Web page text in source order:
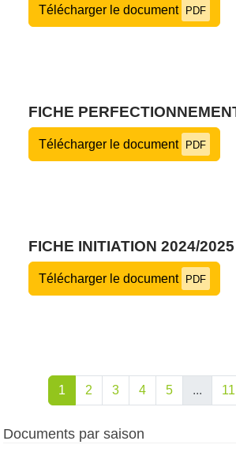
Télécharger le document PDF
FICHE
Télécharger le document PDF
FICHE INITIATION 2024/2025
Télécharger le document PDF
1 2 3 4 5 ... 11
Documents par saison